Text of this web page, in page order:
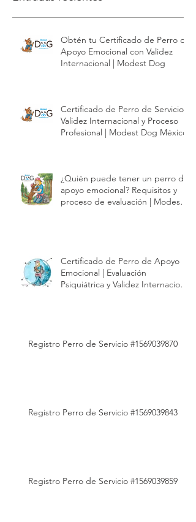
Obtén tu Certificado de Perro de
Apoyo Emocional con Validez
Internacional | Modest Dog
Certificado de Perro de Servicio |
Validez Internacional y Proceso
Profesional | Modest Dog México
¿Quién puede tener un perro de
apoyo emocional? Requisitos y
proceso de evaluación | Modest
Certificado de Perro de Apoyo
Emocional | Evaluación
Psiquiátrica y Validez Internacional
Registro Perro de Servicio #1569039870
Registro Perro de Servicio #1569039843
Registro Perro de Servicio #1569039859